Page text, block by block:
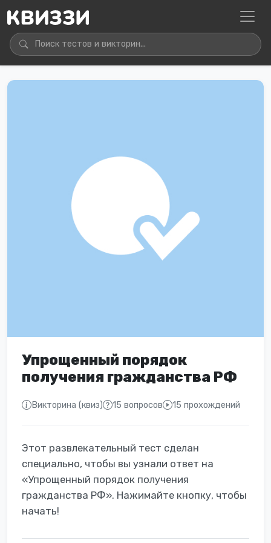
Упрощенный порядок
получения гражданства РФ
Викторина (квиз) 15 вопросов 15 прохождений
Этот развлекательный тест сделан
специально, чтобы вы узнали ответ на
«Упрощенный порядок получения
гражданства РФ». Нажимайте кнопку, чтобы
начать!